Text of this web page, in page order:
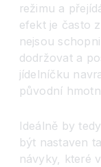
režimu a
efekt je často
nejsou
dodržovat a
jídelníčku
původní
Ideálně by
být nastaven
návyky, které